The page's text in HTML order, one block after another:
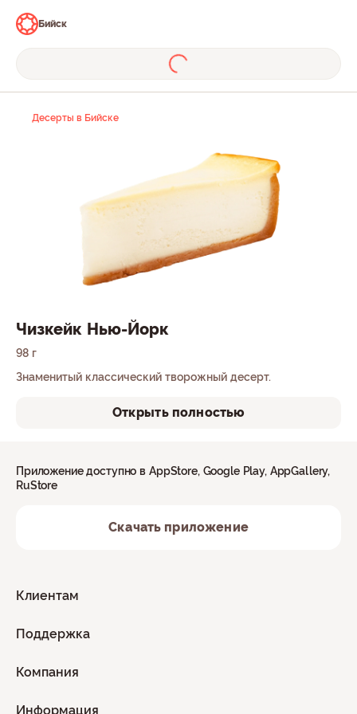
Бийск
Десерты в Бийске
Чизкейк Нью-Йорк
98 г
Знаменитый классический творожный десерт.
Открыть полностью
Клиентам
Поддержка
Компания
Информация
Приложение доступно в AppStore, Google Play, AppGallery,
RuStore
Скачать приложение